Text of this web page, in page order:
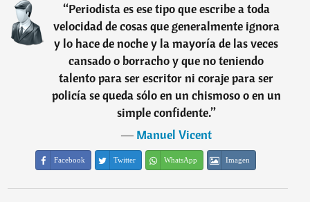
“Periodista es ese tipo que escribe a toda
velocidad de cosas que generalmente ignora
y lo hace de noche y la mayoría de las veces
cansado o borracho y que no teniendo
talento para ser escritor ni coraje para ser
policía se queda sólo en un chismoso o en un
simple confidente.”
―Manuel Vicent
Facebook Twitter WhatsApp Imagen